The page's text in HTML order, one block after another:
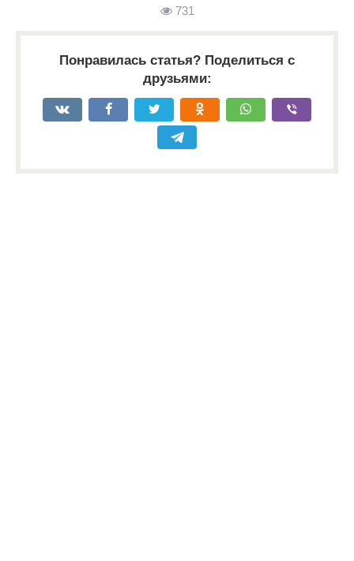
731
Понравилась статья? Поделиться с
друзьями: